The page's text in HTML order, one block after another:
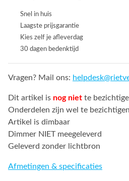
Snel in huis
Laagste prijsgarantie
Kies zelf je afleverdag
30 dagen bedenktijd
Vragen? Mail ons:
Dit artikel is nog niet te
Onderdelen zijn wel te
Artikel is dimbaar
Dimmer NIET meegeleverd
Geleverd zonder lichtbron
Afmetingen & specificaties